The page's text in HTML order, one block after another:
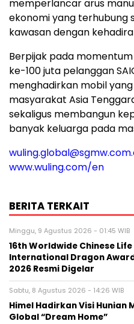
memperlancar arus
ekonomi yang terhubung
kawasan dengan
Berpijak pada
ke-100 juta pelanggan
menghadirkan mobil
masyarakat Asia
sekaligus membangun
banyak keluarga pada
www.wuling.com/en
BERITA TERKAIT
Minggu, 9 Agustus 2026 - 01:45 WIB
16th Worldwide Chinese
International Dragon
2026 Resmi Digelar
Sabtu, 8 Agustus 2026 - 14:26 WIB
Himel Hadirkan Visi Hunian
Global “Dream Home”